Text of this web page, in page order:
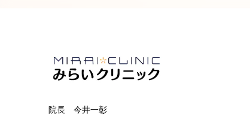
院長 今井一彰